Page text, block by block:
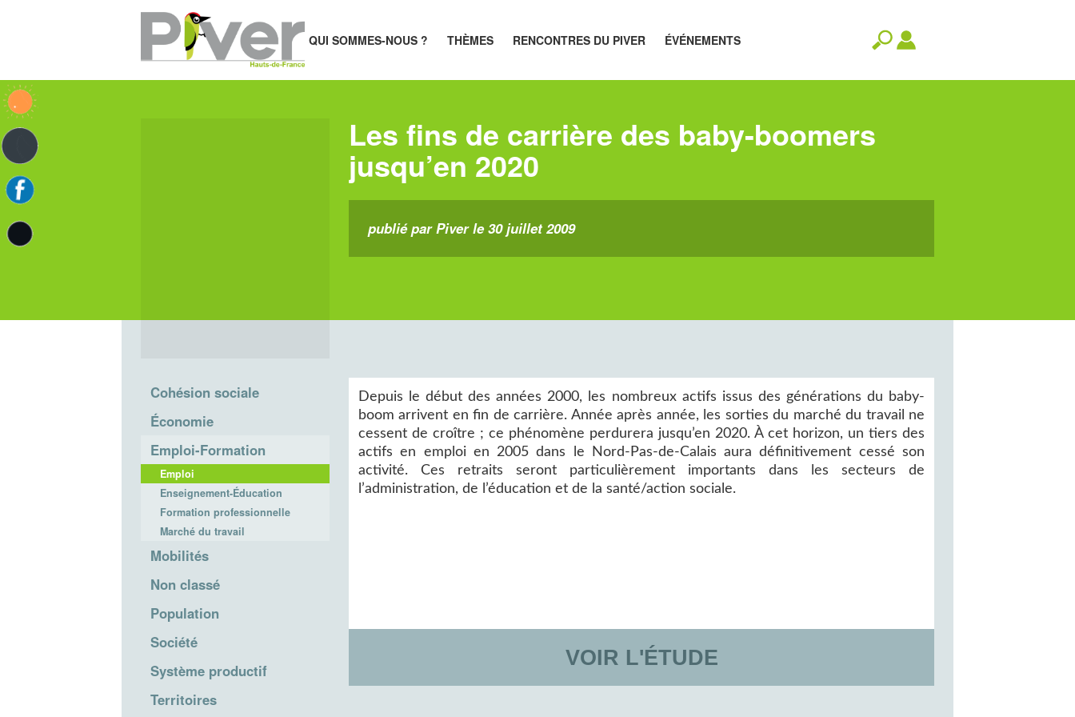
QUI SOMMES-NOUS ? THÈMES RENCONTRES DU PIVER ÉVÉNEMENTS
Les fins de carrière des baby-boomers
jusqu’en 2020
publié par Piver le 30 juillet 2009
Cohésion sociale
Économie
Emploi-Formation
Emploi
Enseignement-Éducation
Formation professionnelle
Marché du travail
Mobilités
Non classé
Population
Société
Système productif
Territoires
Depuis le début des années 2000, les nombreux actifs issus des générations du baby-
boom arrivent en fin de carrière. Année après année, les sorties du marché du travail ne
cessent de croître ; ce phénomène perdurera jusqu’en 2020. À cet horizon, un tiers des
actifs en emploi en 2005 dans le Nord-Pas-de-Calais aura définitivement cessé son
activité. Ces retraits seront particulièrement importants dans les secteurs de
l’administration, de l’éducation et de la santé/action sociale.
VOIR L'ÉTUDE